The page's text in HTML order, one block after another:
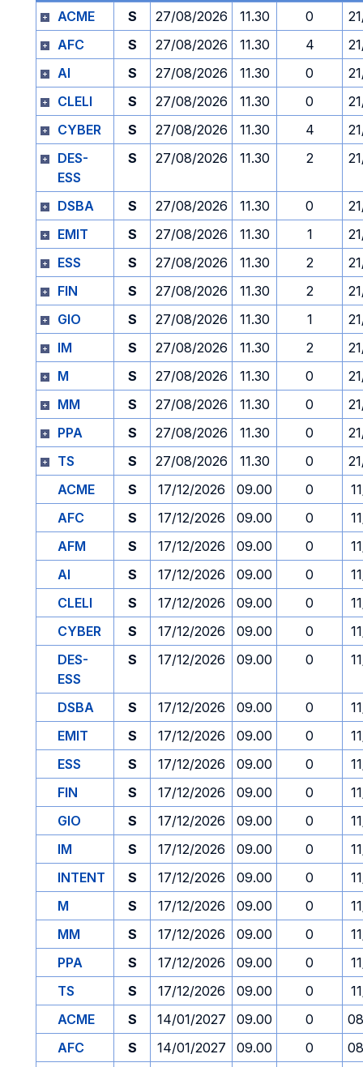
ACME S 27/08/2026 11.30 0
AFC
S 27/08/2026 11.30 4
AI
S 27/08/2026 11.30 0
CLELI
S 27/08/2026 11.30 0
CYBER
S 27/08/2026 11.30 4
DES-
ESS
S 27/08/2026 11.30 2
DSBA S 27/08/2026 11.30 0
EMIT
S 27/08/2026 11.30 1
ESS
S 27/08/2026 11.30 2
FIN
S 27/08/2026 11.30 2
GIO
S 27/08/2026 11.30 1
IM
S 27/08/2026 11.30 2
M
S 27/08/2026 11.30 0
MM
S 27/08/2026 11.30 0
PPA
S 27/08/2026 11.30 0
TS
S 27/08/2026 11.30 0
ACME
S 17/12/2026 09.00 0
AFC
S 17/12/2026 09.00 0
AFM
S 17/12/2026 09.00 0
AI
S 17/12/2026 09.00 0
CLELI
S 17/12/2026 09.00 0
CYBER
S 17/12/2026 09.00 0
DES-
ESS
S 17/12/2026 09.00 0
DSBA S 17/12/2026 09.00 0
EMIT
S 17/12/2026 09.00 0
ESS
S 17/12/2026 09.00 0
FIN
S 17/12/2026 09.00 0
GIO
S 17/12/2026 09.00 0
IM
S 17/12/2026 09.00 0
INTENT
S 17/12/2026 09.00 0
M
S 17/12/2026 09.00 0
MM
S 17/12/2026 09.00 0
PPA
S 17/12/2026 09.00 0
TS
S 17/12/2026 09.00 0
ACME
S 14/01/2027 09.00 0
AFC
S 14/01/2027 09.00 0